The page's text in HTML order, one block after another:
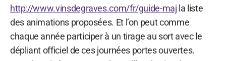
http://www.vinsdegraves.com/fr/guide-maj la liste
des animations proposées. Et l’on peut comme
chaque année participer à un tirage au sort avec le
dépliant officiel de ces journées portes ouvertes.